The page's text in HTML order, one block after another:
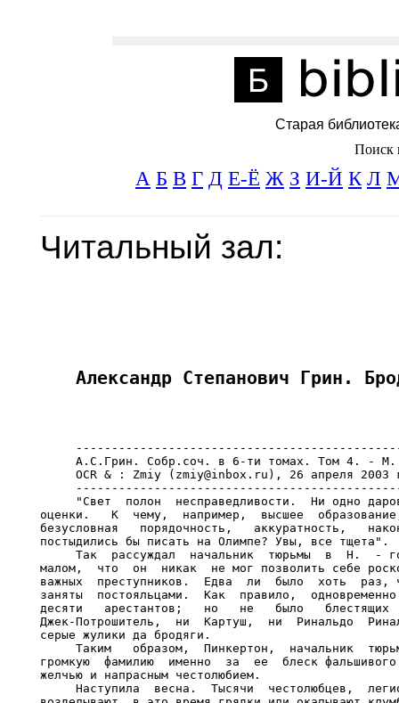
Старая
Поиск
А Б В Г Д Е-Ё Ж З И-Й К Л
Читальный зал:
А.С.Грин. Собр.соч. в 6-ти томах. Том 4. -
OCR & : Zmiy (zmiy@inbox.ru), 26 апреля 2003
"Свет  полон  несправедливости.  Ни одно
оценки.   К  чему,  например,  высшее
безусловная   порядочность,   аккуратность,
постыдились бы писать на Олимпе? Увы, все тщета".
Так  рассуждал  начальник  тюрьмы  в  Н.  -
малом,  что  он  никак  не мог позволить себе
важных  преступников.  Едва  ли  было  хоть  раз,
заняты  постояльцами.  Как  правило,
десяти   арестантов;   но   не   было
Джек-Потрошитель,  ни  Картуш,  ни  Ринальдо
серые жулики да бродяги.
Таким   образом,  Пинкертон,  начальник
громкую  фамилию  именно  за  ее  блеск фальшивого
желчью и напрасным честолюбием.
Наступила  весна.  Тысячи  честолюбцев,